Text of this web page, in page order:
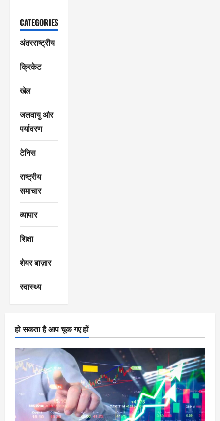
CATEGORIES
अंतरराष्ट्रीय
क्रिकेट
खेल
जलवायु और
पर्यावरण
टेनिस
राष्ट्रीय
समाचार
व्यापार
शिक्षा
शेयर बाज़ार
स्वास्थ्य
हो सकता है आप चूक गए हों